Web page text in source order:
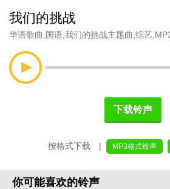
我们的挑战
华语歌曲 国语 我们的挑战主题曲 综艺
下载铃声
按格式下载 | MP3格式铃声
你可能喜欢的铃声